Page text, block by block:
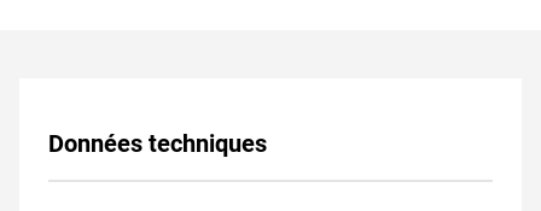
Données techniques